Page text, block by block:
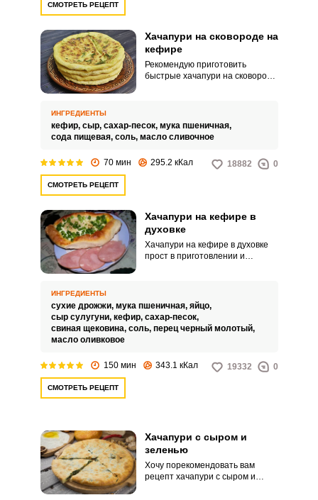
СМОТРЕТЬ РЕЦЕПТ
Хачапури на сковороде на
кефире
Рекомендую приготовить
быстрые хачапури на сковороде
ИНГРЕДИЕНТЫ
кефир, сыр, сахар-песок, мука пшеничная,
сода пищевая, соль, масло сливочное
70 мин 295.2 кКал 18882 0
СМОТРЕТЬ РЕЦЕПТ
Хачапури на кефире в
духовке
Хачапури на кефире в духовке
прост в приготовлении и
Тесто для этого блюда можно
приготовить как на дрожжах, так
и на соде.
ИНГРЕДИЕНТЫ
сухие дрожжи, мука пшеничная, яйцо,
сыр сулугуни, кефир, сахар-песок,
свиная щековина, соль, перец черный молотый,
масло оливковое
150 мин 343.1 кКал 19332 0
СМОТРЕТЬ РЕЦЕПТ
Хачапури с сыром и
зеленью
Хочу порекомендовать вам
рецепт хачапури с сыром и